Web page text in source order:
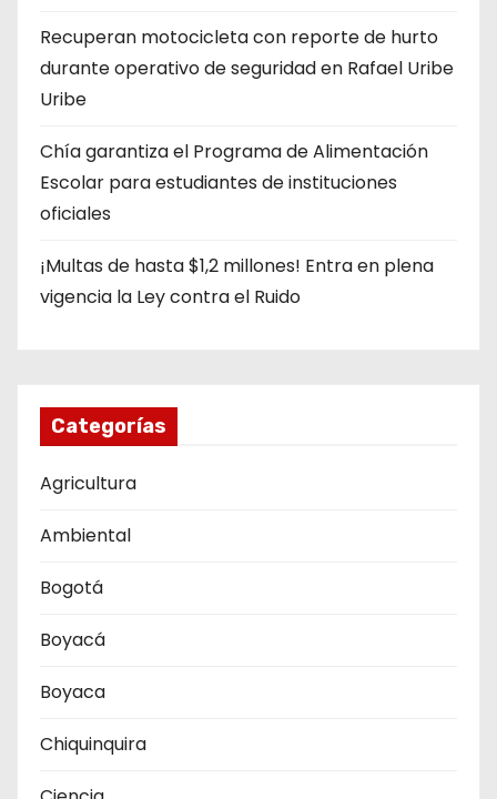
Recuperan motocicleta con reporte de hurto
durante operativo de seguridad en Rafael Uribe
Uribe
Chía garantiza el Programa de Alimentación
Escolar para estudiantes de instituciones
oficiales
¡Multas de hasta $1,2 millones! Entra en plena
vigencia la Ley contra el Ruido
Categorías
Agricultura
Ambiental
Bogotá
Boyacá
Boyaca
Chiquinquira